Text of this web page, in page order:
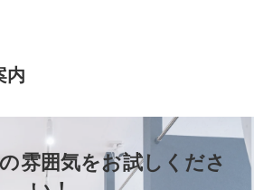
内
雰囲気をお試しくださ